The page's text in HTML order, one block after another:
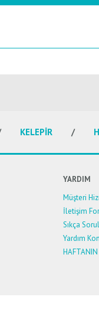
KELEPİR
YARDIM
Müşteri
İletişim
Sıkça
Yardım